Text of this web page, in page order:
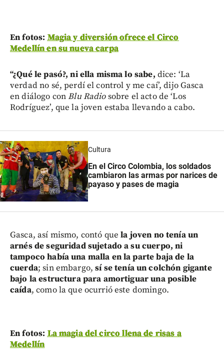
En fotos: Magia y diversión ofrece el Circo
Medellín en su nueva carpa
“¿Qué le pasó?, ni ella misma lo sabe, dice: ‘La
verdad no sé, perdí el control y me caí’, dijo Gasca
en diálogo conBlu Radiosobre el acto de ‘Los
Rodríguez’, que la joven estaba llevando a cabo.
Cultura
En el Circo Colombia, los soldados
cambiaron las armas por narices de
payaso y pases de magia
Gasca, así mismo, contó que la joven no tenía un
arnés de seguridad sujetado a su cuerpo, ni
tampoco había una malla en la parte baja de la
cuerda; sin embargo,sí se tenía un colchón gigante
bajo la estructura para amortiguar una posible
caída, como la que ocurrió este domingo.
En fotos: La magia del circo llena de risas a
Medellín